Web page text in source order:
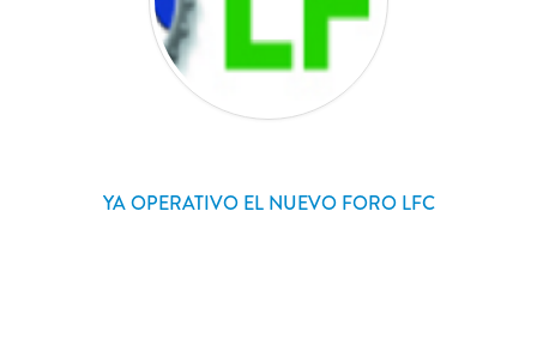
YA OPERATIVO EL NUEVO FORO LFC